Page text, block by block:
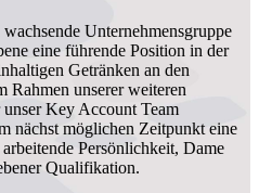
Unternehmensgruppe
eine führende Position in der
Getränken an den
Rahmen unserer weiteren
Key Account Team
nächst möglichen Zeitpunkt eine
Persönlichkeit, Dame
Qualifikation.